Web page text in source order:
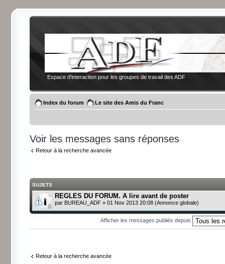
Espace d'interaction pour les groupes de travail des ADF
Index du forum Le site des Amis du Franc
Voir les messages sans réponses
Retour à la recherche avancée
SUJETS
REGLES DU FORUM. A lire avant de poster
par BUREAU_ADF » 01 Nov 2013 20:08 (Annonce globale)
Afficher les messages publiés depuis
Retour à la recherche avancée